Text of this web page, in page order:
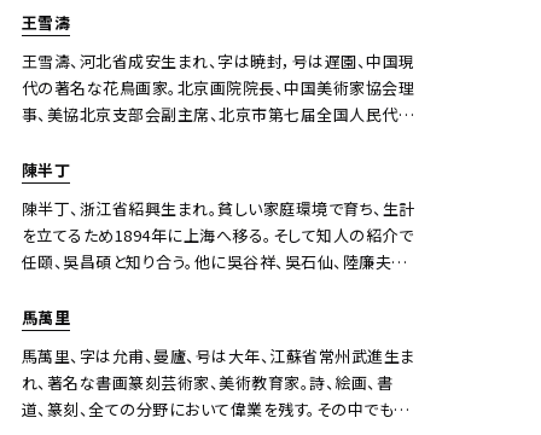
王雪濤
王雪濤、河北省成安生まれ、字は暁封，号は遅園、中国現
代の著名な花鳥画家。北京画院院長、中国美術家協会理
事、美協北京支部会副主席、北京市第七届全国人民代表
員、中国農工民主党中央聯絡委員会委員及び北京市委
陳半丁
陳半丁、浙江省紹興生まれ。貧しい家庭環境で育ち、生計
を立てるため1894年に上海へ移る。そして知人の紹介で
任頤、吳昌碩と知り合う。他に吳谷祥、吳石仙、陸廉夫な
陳衡恪と知り合う。40歳を過ぎてから北京大学の図書館
には数々の展覧会やチャリティーなどに参加する。50年
代以後、北京中国画院副院長、中国画研究会会長、中国
美術家協会理事、中国民族美術研究所研究員、中央文史
馬萬里
馬萬里、字は允甫、曼廬、号は大年、江蘇省常州武進生ま
れ、著名な書画篆刻芸術家、美術教育家。詩、絵画、書
道、篆刻、全ての分野において偉業を残す。その中でも特
汪慎生 平湖清遠
主催 Jo's Auction
開催 2022/09/07